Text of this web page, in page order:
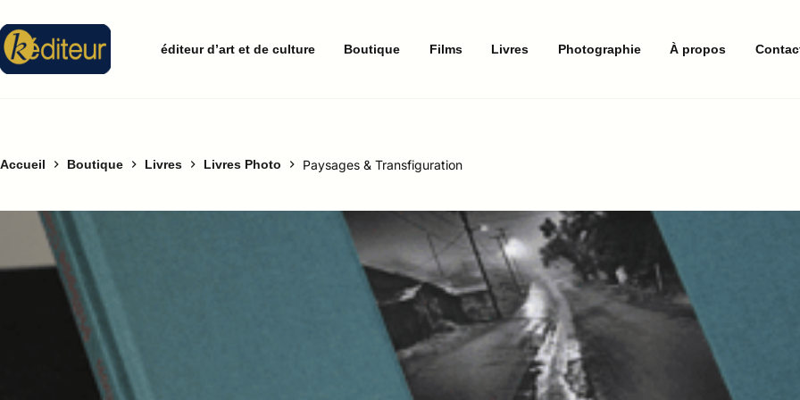
éditeur d’art et de culture Boutique Films Livres Photographie À propos
Accueil Boutique Livres Livres Photo Paysages & Transfiguration